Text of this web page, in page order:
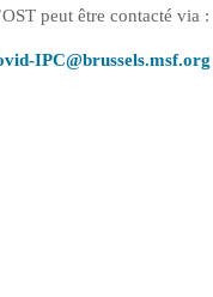
peut être contacté via :
IPC@brussels.msf.org